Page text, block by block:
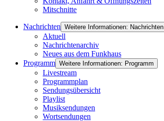
Mitschnitte
Nachrichten Weitere Informationen: Nachrichten
Aktuell
Nachrichtenarchiv
Neues aus dem Funkhaus
Programm Weitere Informationen: Programm
Livestream
Programmplan
Sendungsübersicht
Playlist
Musiksendungen
Wortsendungen